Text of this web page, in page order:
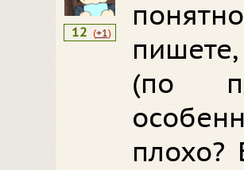
12 (+1)
(по
плохо?